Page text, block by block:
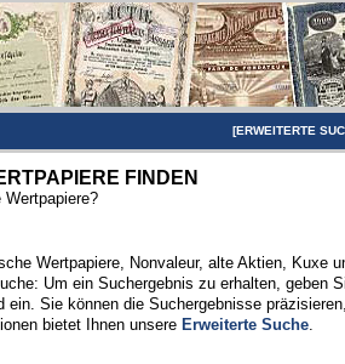
[ERWEITERTE
FINDEN
Wertpapiere, Nonvaleur, alte Aktien, Kuxe
Um ein Suchergebnis zu erhalten, geben
ein. Sie können die Suchergebnisse
bietet Ihnen unsere Erweiterte Suche.